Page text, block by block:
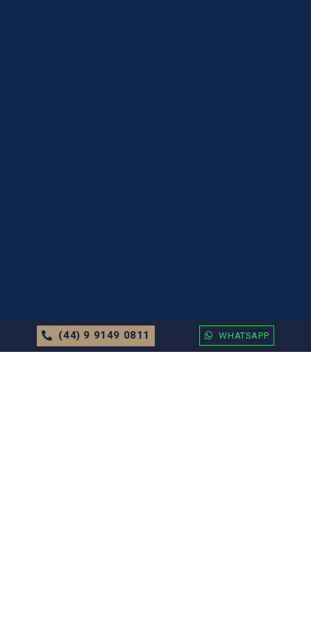
(44) 9 9149 0811 WHATSAPP